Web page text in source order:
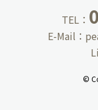
TEL：
E-Mail：
©